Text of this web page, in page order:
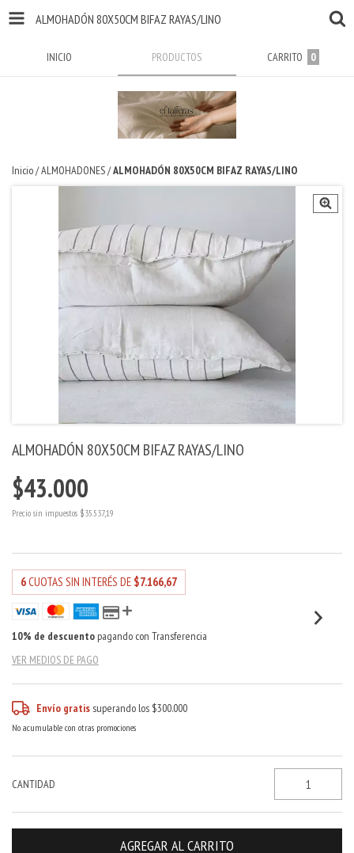
ALMOHADÓN 80X50CM BIFAZ RAYAS/LINO
INICIO PRODUCTOS CARRITO 0
Inicio/ALMOHADONES/ALMOHADÓN 80X50CM BIFAZ RAYAS/LINO
ALMOHADÓN 80X50CM BIFAZ RAYAS/LINO
$43.000
Precio sin impuestos $35.537,19
6CUOTAS SIN INTERÉS DE $7.166,67
10% de descuento pagando con Transferencia
VER MEDIOS DE PAGO
Envío gratis superando los $300.000
No acumulable con otras promociones
CANTIDAD